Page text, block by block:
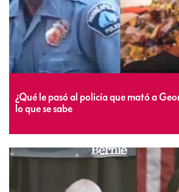
¿Qué le pasó al policía que mató a
lo que se sabe